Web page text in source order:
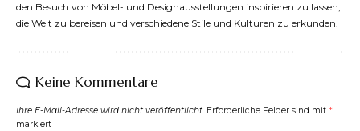
den Besuch von Möbel- und Designausstellungen inspirieren zu lassen,
die Welt zu bereisen und verschiedene Stile und Kulturen zu erkunden.
Keine Kommentare
Ihre E-Mail-Adresse wird nicht veröffentlicht. Erforderliche Felder sind mit *
markiert